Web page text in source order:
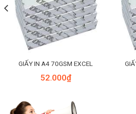
GIẤY IN A4 70GSM EXCEL
52.000₫